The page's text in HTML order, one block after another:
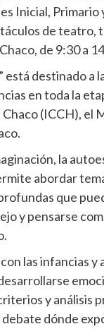
Inicial,
de teatro,
de 9:30 a
está destinado a
en toda la
(ICCH), el
la
abordar
que
y pensarse
las infancias
y análisis
dónde